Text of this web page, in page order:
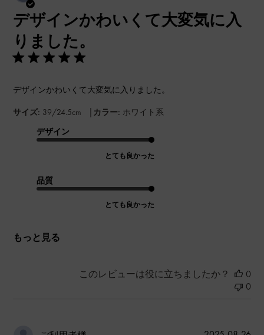
デザインかわいくて大変気に入
りました。
デザインかわいくて大変気に入りました。
サイズ: 39/24.5cm | カラー: ホワイト系
デザイン
とても良かった
品質
とても良かった
もっと見る
このレビューは役に立ちましたか？
0
0